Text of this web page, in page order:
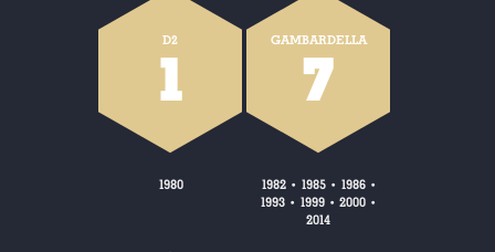
D2
1
1980
GAMBARDELLA
7
1982• 1985• 1986•
1993 • 1999 • 2000 •
2014